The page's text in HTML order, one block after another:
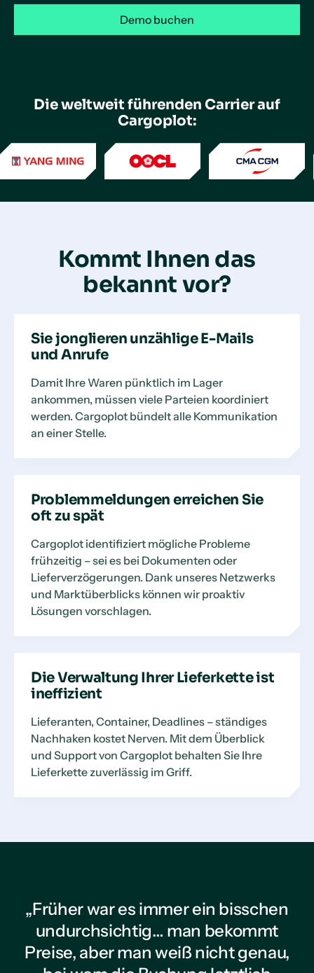
Demo buchen
Die weltweit führenden Carrier auf
Cargoplot:
Kommt Ihnen das
bekannt vor?
Sie jonglieren unzählige E-Mails
und Anrufe
Damit Ihre Waren pünktlich im Lager
ankommen, müssen viele Parteien koordiniert
werden. Cargoplot bündelt alle Kommunikation
an einer Stelle.
Problemmeldungen erreichen Sie
oft zu spät
Cargoplot identifiziert mögliche Probleme
frühzeitig – sei es bei Dokumenten oder
Lieferverzögerungen. Dank unseres Netzwerks
und Marktüberblicks können wir proaktiv
Lösungen vorschlagen.
Die Verwaltung Ihrer Lieferkette ist
ineffizient
Lieferanten, Container, Deadlines – ständiges
Nachhaken kostet Nerven. Mit dem Überblick
und Support von Cargoplot behalten Sie Ihre
Lieferkette zuverlässig im Griff.
„Früher war es immer ein bisschen
undurchsichtig… man bekommt
Preise, aber man weiß nicht genau,